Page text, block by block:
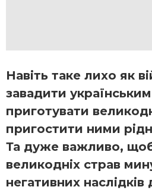
Навіть таке лихо як
завадити
приготувати
пригостити ними
Та дуже важливо,
великодніх страв
негативних